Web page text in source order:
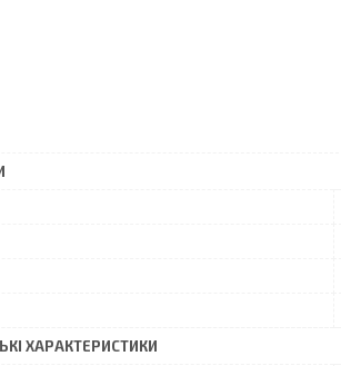
ХАРАКТЕРИСТИКИ